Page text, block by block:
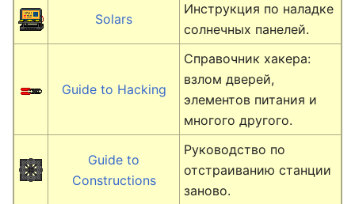
Solars
Инструкция по наладке
солнечных панелей.
Guide to Hacking
Справочник хакера:
взлом дверей,
элементов питания и
многого другого.
Guide to
Constructions
Руководство по
отстраиванию станции
заново.